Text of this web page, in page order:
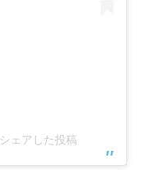
ェアした投稿